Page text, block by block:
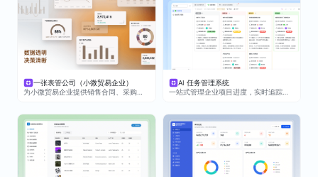
一张表管公司（小微贸易企业）
AI 任务管理系统
一站式管理企业项目进度，实时追踪任务状态与团队效能，让项目管理更透明、更智能